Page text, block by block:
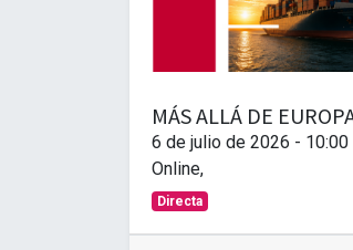
6 de julio de 2026 - 10:00
Online,
Directa